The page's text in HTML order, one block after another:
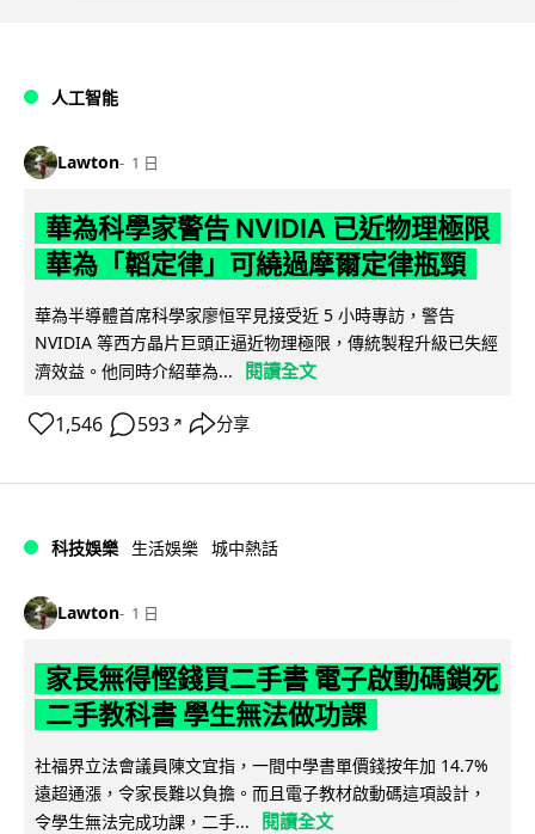
人工智能
Lawton 1 日
華為科學家警告 NVIDIA 已近物理極限
華為「韜定律」可繞過摩爾定律瓶頸
華為半導體首席科學家廖恒罕見接受近 5 小時專訪，警告
NVIDIA 等西方晶片巨頭正逼近物理極限，傳統製程升級已失經
濟效益。他同時介紹華為...
閱讀全文
1,546 593 ↗ 分享
科技娛樂 生活娛樂 城中熱話
Lawton 1 日
家長無得慳錢買二手書 電子啟動碼鎖死
二手教科書 學生無法做功課
社福界立法會議員陳文宜指，一間中學書單價錢按年加 14.7%
遠超通漲，令家長難以負擔。而且電子教材啟動碼這項設計，
令學生無法完成功課，二手...
閱讀全文